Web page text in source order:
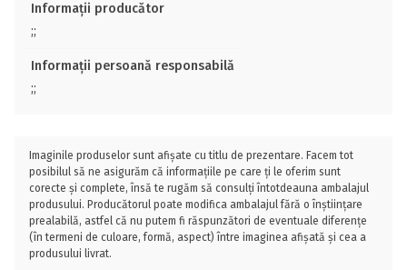
Informații producător
;;
Informații persoană responsabilă
;;
Imaginile produselor sunt afișate cu titlu de prezentare. Facem tot
posibilul să ne asigurăm că informațiile pe care ți le oferim sunt
corecte și complete, însă te rugăm să consulți întotdeauna ambalajul
produsului. Producătorul poate modifica ambalajul fără o înștiințare
prealabilă, astfel că nu putem fi răspunzători de eventuale diferențe
(în termeni de culoare, formă, aspect) între imaginea afișată și cea a
produsului livrat.